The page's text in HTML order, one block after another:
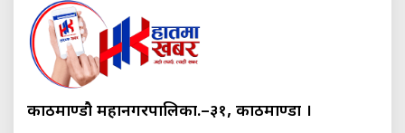
काठमाण्डौ महानगरपालिका.–३१, काठमाण्डौं ।